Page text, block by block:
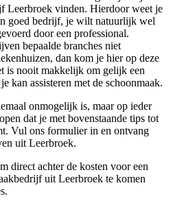
Leerbroek vinden. Hierdoor weet je
goed bedrijf, je wilt natuurlijk wel
door een professional.
bepaalde branches niet
dan kom je hier op deze
is nooit makkelijk om gelijk een
kan assisteren met de schoonmaak.
onmogelijk is, maar op ieder
dat je met bovenstaande tips tot
Vul ons formulier in en ontvang
uit Leerbroek.
direct achter de kosten voor een
uit Leerbroek te komen